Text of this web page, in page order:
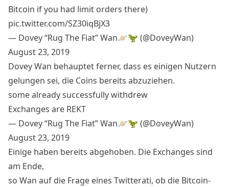
Bitcoin if you had limit orders there)
pic.twitter.com/SZ30iqBjX3
— Dovey “Rug The Fiat” Wan🪐🦖 (@DoveyWan)
August 23, 2019
Dovey Wan behauptet ferner, dass es einigen Nutzern
gelungen sei, die Coins bereits abzuziehen.
some already successfully withdrew
Exchanges are REKT
— Dovey “Rug The Fiat” Wan🪐🦖 (@DoveyWan)
August 23, 2019
Einige haben bereits abgehoben. Die Exchanges sind
am Ende,
so Wan auf die Frage eines Twitterati, ob die Bitcoin-